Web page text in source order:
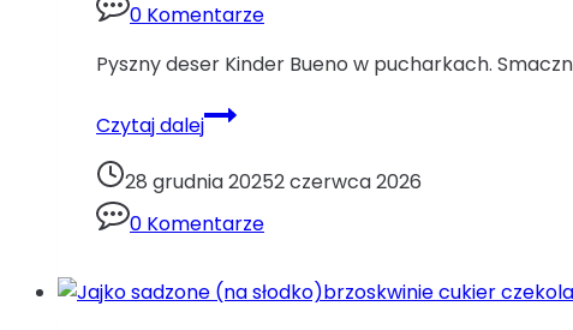
0 Komentarze
Pyszny deser Kinder Bueno w pucharkach.
Czytaj dalejDeser
Kinder
Buenoczekolada
gorzka
mleczna
28 grudnia 20252 czerwca 2026
0 Komentarze